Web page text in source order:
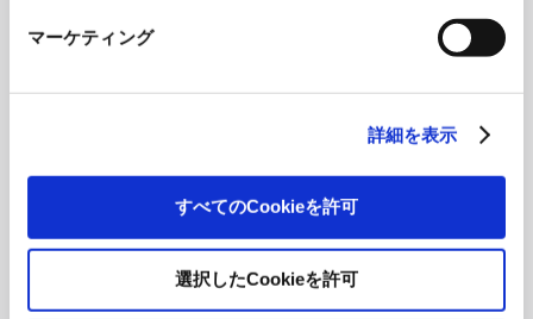
マーケティング
詳細を表示
すべてのCookieを許可
選択したCookieを許可